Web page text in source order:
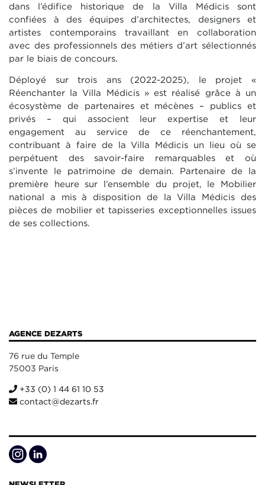
dans l’édifice historique de la Villa Médicis sont
confiées à des équipes d’architectes, designers et
artistes contemporains travaillant en collaboration
avec des professionnels des métiers d’art sélectionnés
par le biais de concours.
Déployé sur trois ans (2022-2025), le projet «
Réenchanter la Villa Médicis » est réalisé grâce à un
écosystème de partenaires et mécènes – publics et
privés – qui associent leur expertise et leur
engagement au service de ce réenchantement,
contribuant à faire de la Villa Médicis un lieu où se
perpétuent des savoir-faire remarquables et où
s’invente le patrimoine de demain. Partenaire de la
première heure sur l’ensemble du projet, le Mobilier
national a mis à disposition de la Villa Médicis des
pièces de mobilier et tapisseries exceptionnelles issues
de ses collections.
AGENCE DEZARTS
76 rue du Temple
75003 Paris
+33 (0) 1 44 61 10 53
contact@dezarts.fr